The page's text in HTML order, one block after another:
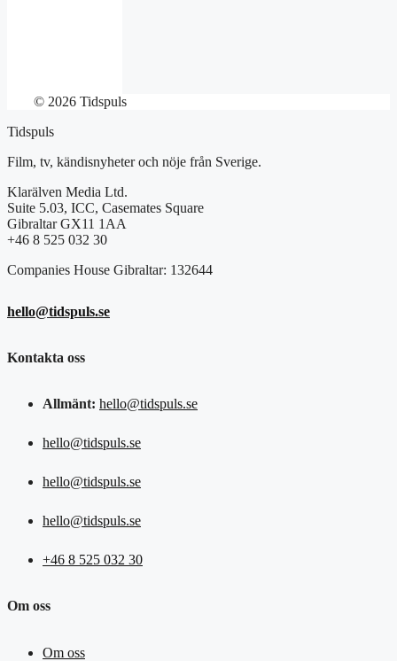
© 2026 Tidspuls
Tidspuls
Film, tv, kändisnyheter och nöje från Sverige.
Klarälven Media Ltd.
Suite 5.03, ICC, Casemates Square
Gibraltar GX11 1AA
+46 8 525 032 30
Companies House Gibraltar: 132644
hello@tidspuls.se
Kontakta oss
Allmänt: hello@tidspuls.se
hello@tidspuls.se
hello@tidspuls.se
hello@tidspuls.se
+46 8 525 032 30
Om oss
Om oss